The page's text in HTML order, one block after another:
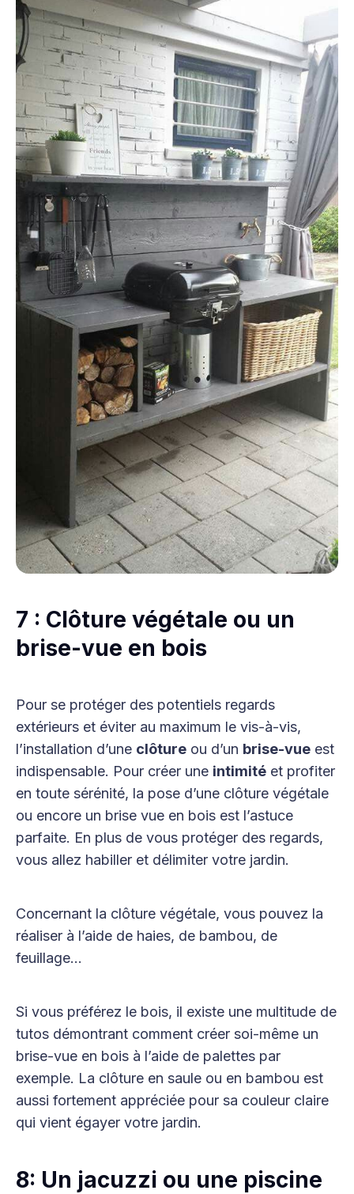
7 : Clôture végétale ou un
brise-vue en bois
Pour se protéger des potentiels regards
extérieurs et éviter au maximum le vis-à-vis,
l’installation d’une clôture ou d’un brise-vue est
indispensable. Pour créer une intimité et profiter
en toute sérénité, la pose d’une clôture végétale
ou encore un brise vue en bois est l’astuce
parfaite. En plus de vous protéger des regards,
vous allez habiller et délimiter votre jardin.
Concernant la clôture végétale, vous pouvez la
réaliser à l’aide de haies, de bambou, de
feuillage…
Si vous préférez le bois, il existe une multitude de
tutos démontrant comment créer soi-même un
brise-vue en bois à l’aide de palettes par
exemple. La clôture en saule ou en bambou est
aussi fortement appréciée pour sa couleur claire
qui vient égayer votre jardin.
8: Un jacuzzi ou une piscine